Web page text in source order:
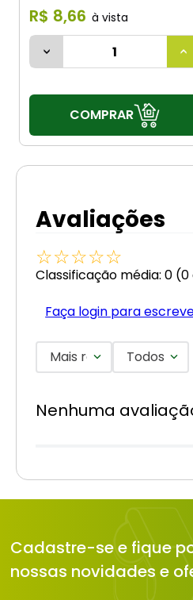
R$ 8,66
COMPRAR
Avaliações
☆☆☆☆☆
Classificação média: 0 (0
Faça login para
Mais recentesTodos
Nenhuma
Cadastre-se e fique
nossas novidades e